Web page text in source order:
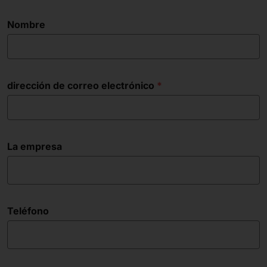
Nombre
dirección de correo electrónico
La empresa
Teléfono